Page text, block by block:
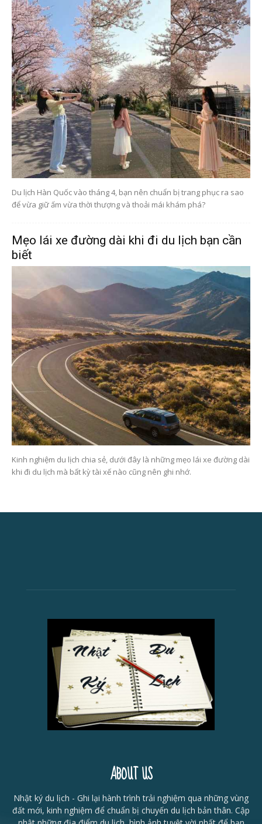
Du lịch Hàn Quốc vào tháng 4, bạn nên chuẩn bị trang phục ra sao
để vừa giữ ấm vừa thời thượng và thoải mái khám phá?
Mẹo lái xe đường dài khi đi du lịch bạn cần
biết
Kinh nghiệm du lịch chia sẻ, dưới đây là những mẹo lái xe đường dài
khi đi du lịch mà bất kỳ tài xế nào cũng nên ghi nhớ.
ABOUT US
Nhật ký du lịch - Ghi lại hành trình trải nghiệm qua những vùng
đất mới, kinh nghiệm để chuẩn bị chuyến du lịch bản thân. Cập